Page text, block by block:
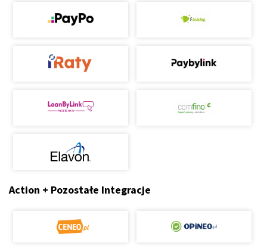
Action + Pozostałe Integracje